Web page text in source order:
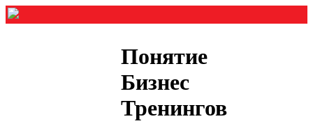
Понятие
Бизнес
Тренингов